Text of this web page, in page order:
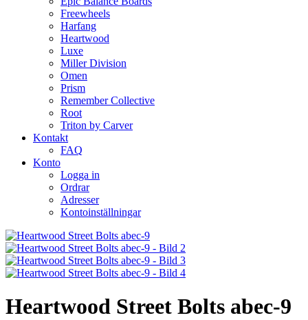
Freewheels
Harfang
Heartwood
Luxe
Miller Division
Omen
Prism
Remember Collective
Root
Triton by Carver
Kontakt
FAQ
Konto
Logga in
Ordrar
Adresser
Kontoinställningar
Heartwood Street Bolts abec-9